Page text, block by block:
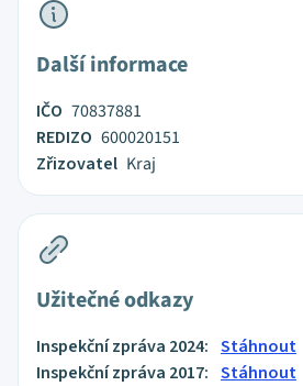
Další informace
IČO 70837881
REDIZO 600020151
Zřizovatel Kraj
Užitečné odkazy
Inspekční zpráva 2024: Stáhnout
Inspekční zpráva 2017: Stáhnout